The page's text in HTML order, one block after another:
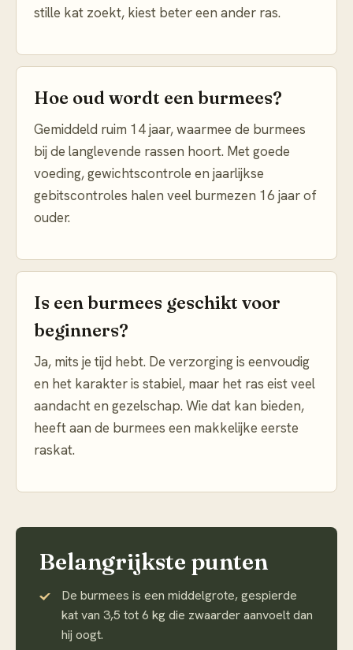
stille kat zoekt, kiest beter een ander ras.
Hoe oud wordt een burmees?
Gemiddeld ruim 14 jaar, waarmee de burmees
bij de langlevende rassen hoort. Met goede
voeding, gewichtscontrole en jaarlijkse
gebitscontroles halen veel burmezen 16 jaar of
ouder.
Is een burmees geschikt voor
beginners?
Ja, mits je tijd hebt. De verzorging is eenvoudig
en het karakter is stabiel, maar het ras eist veel
aandacht en gezelschap. Wie dat kan bieden,
heeft aan de burmees een makkelijke eerste
raskat.
Belangrijkste punten
De burmees is een middelgrote, gespierde
kat van 3,5 tot 6 kg die zwaarder aanvoelt dan
hij oogt.